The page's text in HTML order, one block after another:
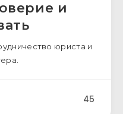
и
юриста и
45